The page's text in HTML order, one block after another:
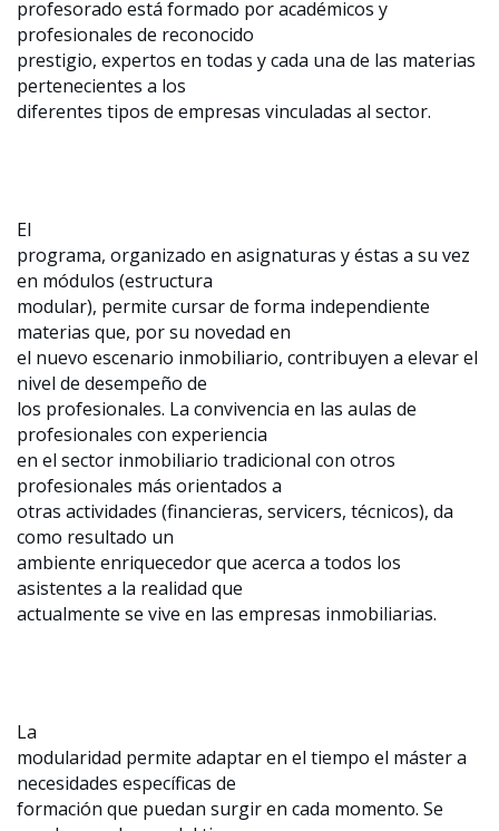
profesorado está formado por académicos y
profesionales de reconocido
prestigio, expertos en todas y cada una de las materias
pertenecientes a los
diferentes tipos de empresas vinculadas al sector.
El
programa, organizado en asignaturas y éstas a su vez
en módulos (estructura
modular), permite cursar de forma independiente
materias que, por su novedad en
el nuevo escenario inmobiliario, contribuyen a elevar el
nivel de desempeño de
los profesionales. La convivencia en las aulas de
profesionales con experiencia
en el sector inmobiliario tradicional con otros
profesionales más orientados a
otras actividades (financieras, servicers, técnicos), da
como resultado un
ambiente enriquecedor que acerca a todos los
asistentes a la realidad que
actualmente se vive en las empresas inmobiliarias.
La
modularidad permite adaptar en el tiempo el máster a
necesidades específicas de
formación que puedan surgir en cada momento. Se